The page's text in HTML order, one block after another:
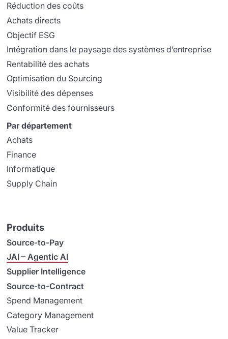
Réduction des coûts
Achats directs
Objectif ESG
Intégration dans le paysage des systèmes d’entreprise
Rentabilité des achats
Optimisation du Sourcing
Visibilité des dépenses
Conformité des fournisseurs
Par département
Achats
Finance
Informatique
Supply Chain
Produits
Source-to-Pay
JAI – Agentic AI
Supplier Intelligence
Source-to-Contract
Spend Management
Category Management
Value Tracker